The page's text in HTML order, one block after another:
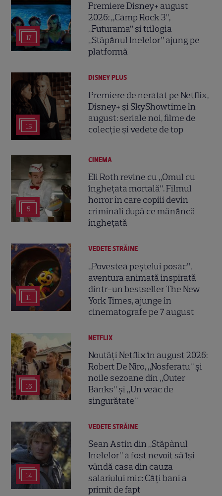
17
Premiere Disney+ august
2026: „Camp Rock 3”,
„Futurama” și trilogia
„Stăpânul Inelelor” ajung pe
platformă
15
DISNEY PLUS
Premiere de neratat pe Netflix,
Disney+ și SkyShowtime în
august: seriale noi, filme de
colecție și vedete de top
5
CINEMA
Eli Roth revine cu „Omul cu
înghețata mortală”. Filmul
horror în care copiii devin
criminali după ce mănâncă
înghețată
11
VEDETE STRĂINE
„Povestea peștelui posac”,
aventura animată inspirată
dintr-un bestseller The New
York Times, ajunge în
cinematografe pe 7 august
16
NETFLIX
Noutăți Netflix în august 2026:
Robert De Niro, „Nosferatu” și
noile sezoane din „Outer
Banks” și „Un veac de
singurătate”
14
VEDETE STRĂINE
Sean Astin din „Stăpânul
Inelelor” a fost nevoit să își
vândă casa din cauza
salariului mic: Câți bani a
primit de fapt